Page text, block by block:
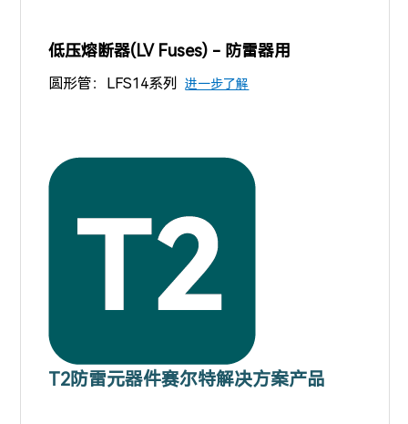
低压熔断器(LV Fuses) - 防雷器用
圆形管：LFS14系列进一步了解
T2防雷元器件赛尔特解决方案产品